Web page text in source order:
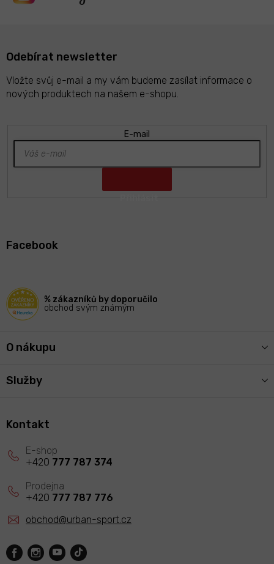
Odebírat newsletter
Vložte svůj e-mail a my vám budeme zasílat informace o
nových produktech na našem e-shopu.
E-mail
Facebook
% zákazníků by doporučilo
obchod svým známým
O nákupu
Služby
Kontakt
obchod@urban-sport.cz
+420 777 787 374
+420 777 787 776